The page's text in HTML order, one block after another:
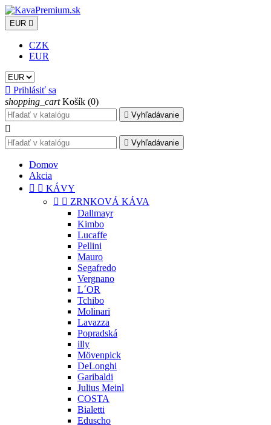
EUR 
CZK
EUR
 Prihlásiť sa
shopping_cart Košík (0)
 Vyhľadávanie

 Vyhľadávanie
Domov
Akcia
  KÁVY
  ZRNKOVÁ KÁVA
Dallmayr
Kimbo
Lucaffe
Pellini
Mauro
Segafredo
Vergnano
L´OR
Tchibo
Molinari
Lavazza
Popradská
illy
Mövenpick
DeLonghi
Garibaldi
Julius Meinl
COSTA
Bialetti
Eduscho